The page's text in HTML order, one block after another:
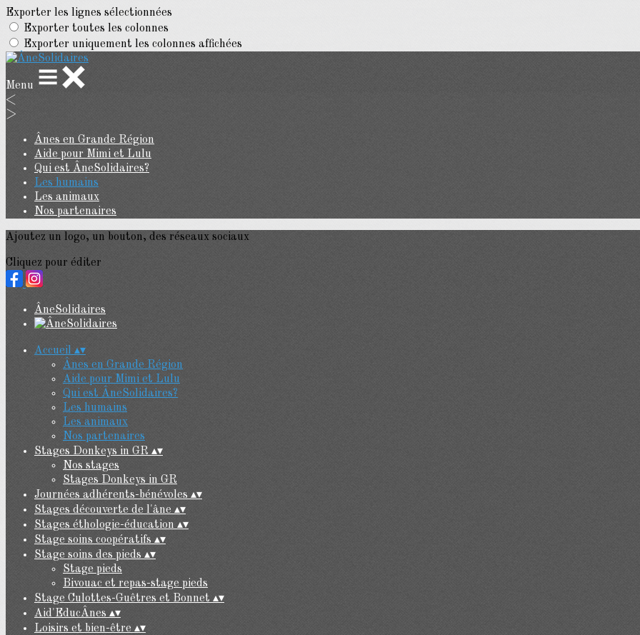
Exporter les lignes sélectionnées
Exporter toutes les colonnes
Exporter uniquement les colonnes affichées
Menu
<
>
Ânes en Grande Région
Aide pour Mimi et Lulu
Qui est ÂneSolidaires?
Les humains
Les animaux
Nos partenaires
Ajoutez un logo, un bouton, des réseaux sociaux
Cliquez pour éditer
ÂneSolidaires
Accueil ▴▾
Ânes en Grande Région
Aide pour Mimi et Lulu
Qui est ÂneSolidaires?
Les humains
Les animaux
Nos partenaires
Stages Donkeys in GR ▴▾
Nos stages
Stages Donkeys in GR
Journées adhérents-bénévoles ▴▾
Stages découverte de l'âne ▴▾
Stages éthologie-éducation ▴▾
Stage soins coopératifs ▴▾
Stage soins des pieds ▴▾
Stage pieds
Bivouac et repas-stage pieds
Stage Culottes-Guêtres et Bonnet ▴▾
Aid'EducÂnes ▴▾
Loisirs et bien-être ▴▾